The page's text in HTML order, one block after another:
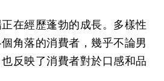
在經歷蓬勃的成長。多樣性
角落的消費者，幾乎不論男
反映了消費者對於口感和品